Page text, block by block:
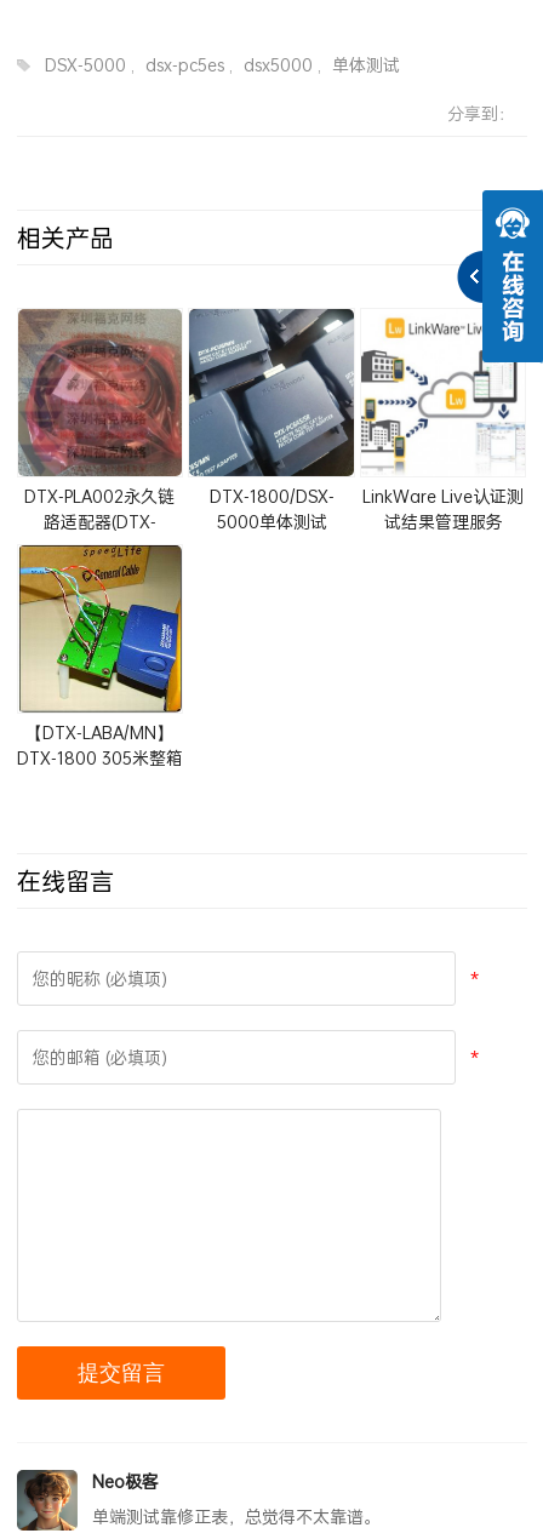
DSX-5000 , dsx-pc5es, dsx5000 , 单体测试
分享到：
相关产品
DTX-PLA002永久链
路适配器(DTX-
PLA002S两个装) Cat
6A/Class Ea
Permanent Link
Adapter
DTX-1800/DSX-
5000单体测试
LinkWare Live认证测
试结果管理服务
【DTX-LABA/MN】
DTX-1800 305米整箱
在线留言
*
*
Neo极客
单端测试靠修正表，总觉得不太靠谱。